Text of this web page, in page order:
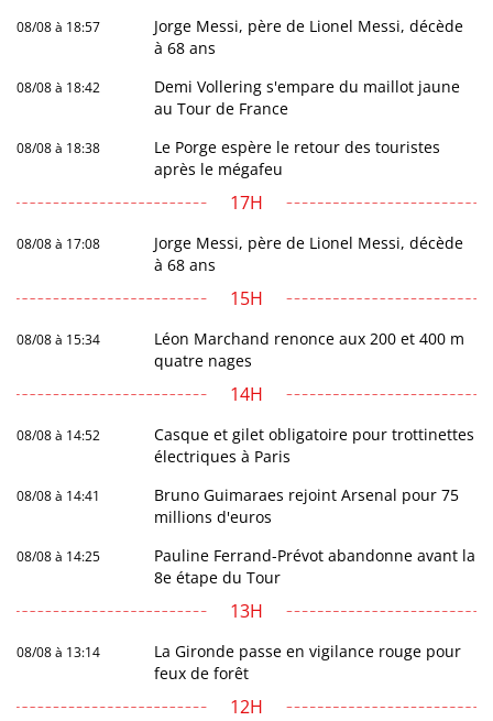
08/08 à 18:57
Jorge Messi, père de Lionel Messi, décède
à 68 ans
08/08 à 18:42
Demi Vollering s'empare du maillot jaune
au Tour de France
08/08 à 18:38
Le Porge espère le retour des touristes
après le mégafeu
17H
08/08 à 17:08
Jorge Messi, père de Lionel Messi, décède
à 68 ans
15H
08/08 à 15:34
Léon Marchand renonce aux 200 et 400 m
quatre nages
14H
08/08 à 14:52
Casque et gilet obligatoire pour trottinettes
électriques à Paris
08/08 à 14:41
Bruno Guimaraes rejoint Arsenal pour 75
millions d'euros
08/08 à 14:25
Pauline Ferrand-Prévot abandonne avant la
8e étape du Tour
13H
08/08 à 13:14
La Gironde passe en vigilance rouge pour
feux de forêt
12H